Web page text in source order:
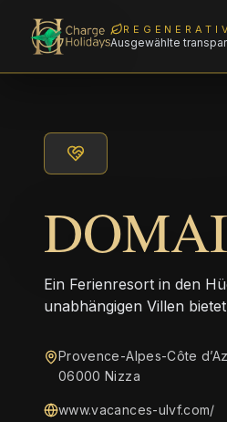
Ausgewählte
Ein Ferienresort in den
unabhängigen Villen
Provence-Alpes-Côte
06000 Nizza
www.vacances-ulvf.com/